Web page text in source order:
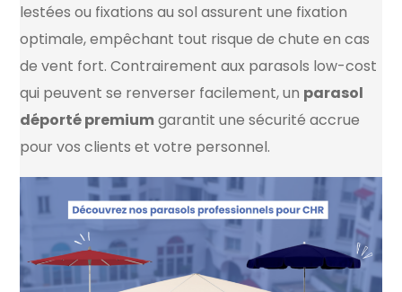
lestées ou fixations au sol assurent une fixation
optimale, empêchant tout risque de chute en cas
de vent fort. Contrairement aux parasols low-cost
qui peuvent se renverser facilement, un parasol
déporté premiumgarantit une sécurité accrue
pour vos clients et votre personnel.